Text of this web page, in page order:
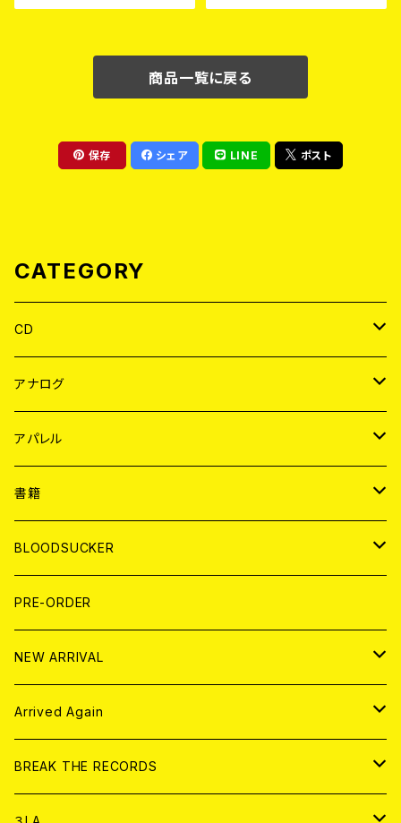
商品一覧に戻る
保存 シェア LINE ポスト
CATEGORY
CD
JAPAN
WORLD
アナログ
JAPAN
７EP
LP
WORLD
7EP
LP
アパレル
JAPAN
T-shirt
HOOD
WORLD
T-shirt
HOOD
書籍
MAGAZINE
BOLLOCKS
EL ZINE
写真集 (PHOTOBOOK)
BLOODSUCKER
CD
アナログ
アパレル
書籍
DIGITAL CONTENTS
PRE-ORDER
NEW ARRIVAL
CD
アナログ
Arrived Again
CD
アナログ
BREAK THE RECORDS
CD